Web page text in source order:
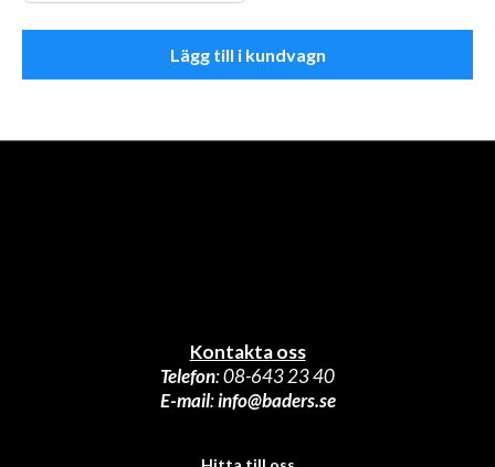
Lägg till i kundvagn
Kontakta oss
Telefon: 08-643 23 40
E-mail:info@baders.se